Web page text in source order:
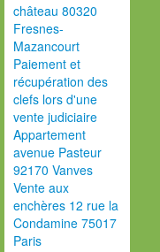
château 80320
Fresnes-
Mazancourt
Paiement et
récupération des
clefs lors d'une
vente judiciaire
Appartement
avenue Pasteur
92170 Vanves
Vente aux
enchères 12 rue la
Condamine 75017
Paris